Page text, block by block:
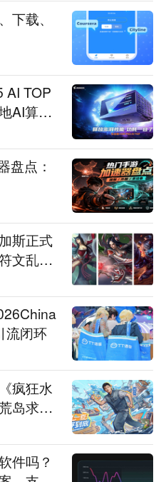
下载、
AI TOP
AI算力
盘点：
斯正式
文乱
流闭环
疯狂水
岛求生
件吗？